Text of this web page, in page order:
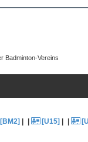
Badminton-Vereins
[BM2] | | [U15] | |